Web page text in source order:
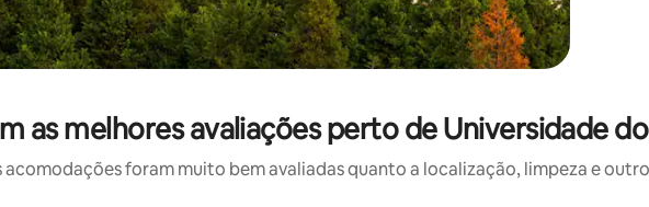
as melhores avaliações perto de Universidade
acomodações foram muito bem avaliadas quanto a localização, limpeza e